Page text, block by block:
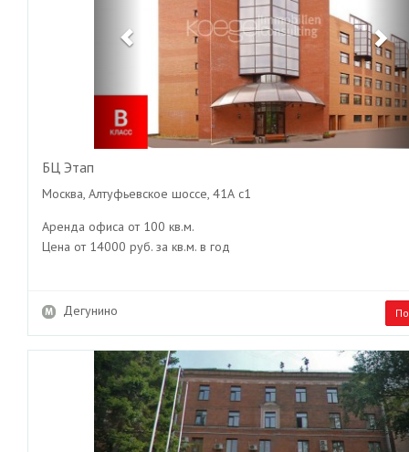
БЦ Этап
Москва, Алтуфьевское шоссе, 41А с1
Аренда офиса от 100 кв.м.
Цена от 14000 руб. за кв.м. в год
Дегунино
Previous